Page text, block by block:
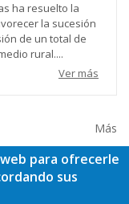
ha resuelto la
la sucesión
de un total de
rural....
Ver más
Más
para ofrecerle
sus